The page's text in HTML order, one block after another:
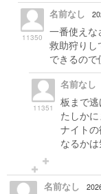
11350
名前なし
一番使えな
救助狩りし
できるので
11351
名前なし
板まで
たしか
ナイト
なるか
名前なし